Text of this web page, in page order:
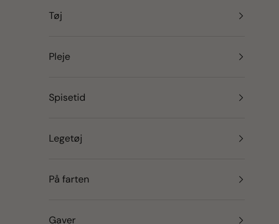
Tøj
Pleje
Spisetid
Legetøj
På farten
Gaver